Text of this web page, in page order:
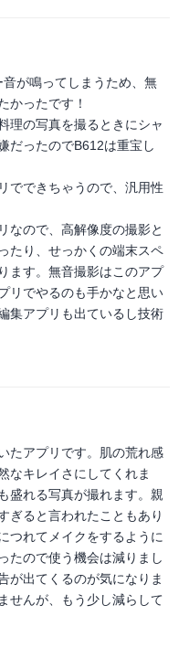
が鳴ってしまうため、無
かったです！
理の写真を撮るときにシャ
だったのでB612は重宝し
でできちゃうので、汎用性
なので、高解像度の撮影と
たり、せっかくの端末スペ
ます。無音撮影はこのアプ
リでやるのも手かなと思い
集アプリも出ているし技術
たアプリです。肌の荒れ感
なキレイさにしてくれま
盛れる写真が撮れます。親
ぎると言われたこともあり
つれてメイクをするように
たので使う機会は減りまし
が出てくるのが気になりま
せんが、もう少し減らして